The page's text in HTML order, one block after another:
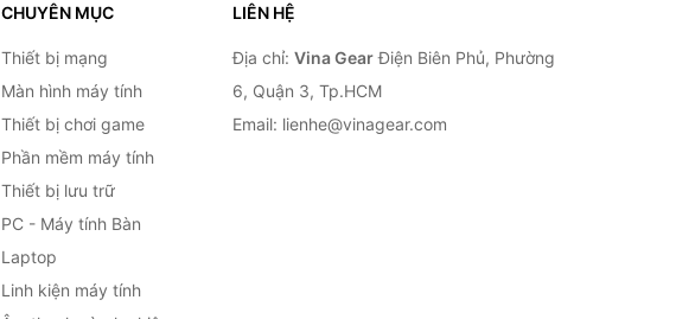
CHUYÊN MỤC
Thiết bị mạng
Màn hình máy tính
Thiết bị chơi game
Phần mềm máy tính
Thiết bị lưu trữ
PC - Máy tính Bàn
Laptop
Linh kiện máy tính
LIÊN HỆ
Địa chỉ: Vina GearĐiện Biên Phủ, Phường
6, Quận 3, Tp.HCM
Email: lienhe@vinagear.com